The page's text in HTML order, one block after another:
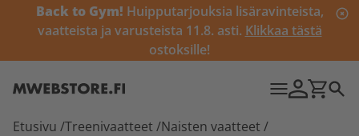
Back to Gym! Huipputarjouksia lisäravinteista,
vaatteista ja varusteista 11.8. asti. Klikkaa tästä
ostoksille!
Etusivu /Treenivaatteet /Naisten vaatteet /